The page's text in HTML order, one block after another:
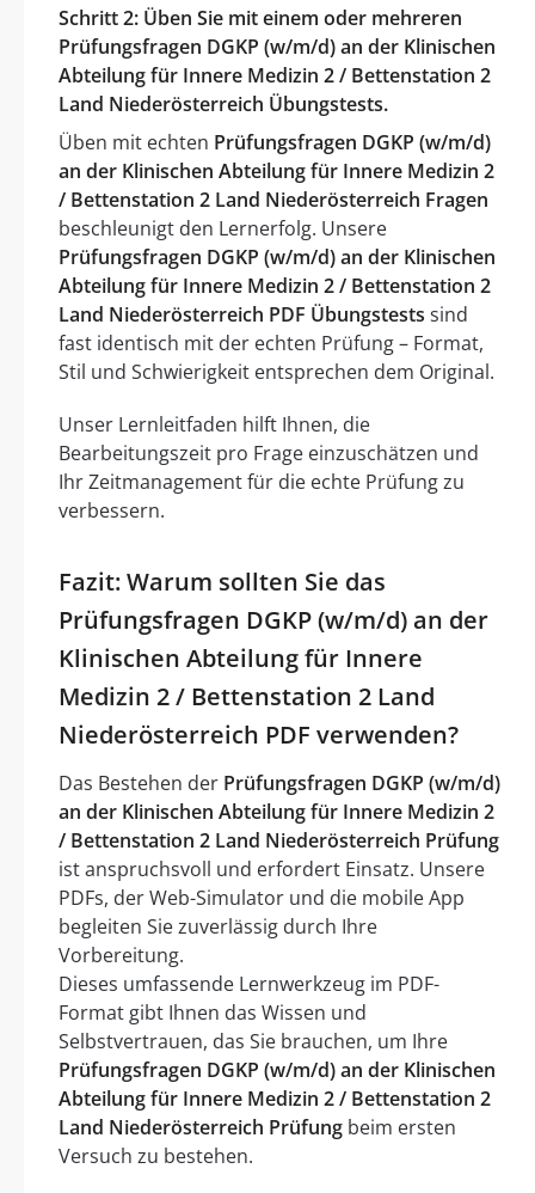
Schritt 2: Üben Sie mit einem oder mehreren
Prüfungsfragen DGKP (w/m/d) an der Klinischen
Abteilung für Innere Medizin 2 / Bettenstation 2
Land Niederösterreich Übungstests.
Üben mit echten Prüfungsfragen DGKP (w/m/d)
an der Klinischen Abteilung für Innere Medizin 2
/ Bettenstation 2 Land Niederösterreich Fragen
beschleunigt den Lernerfolg. Unsere
Prüfungsfragen DGKP (w/m/d) an der Klinischen
Abteilung für Innere Medizin 2 / Bettenstation 2
Land Niederösterreich PDF Übungstests sind
fast identisch mit der echten Prüfung – Format,
Stil und Schwierigkeit entsprechen dem Original.
Unser Lernleitfaden hilft Ihnen, die
Bearbeitungszeit pro Frage einzuschätzen und
Ihr Zeitmanagement für die echte Prüfung zu
verbessern.
Fazit: Warum sollten Sie das
Prüfungsfragen DGKP (w/m/d) an der
Klinischen Abteilung für Innere
Medizin 2 / Bettenstation 2 Land
Niederösterreich PDF verwenden?
Das Bestehen der Prüfungsfragen DGKP (w/m/d)
an der Klinischen Abteilung für Innere Medizin 2
/ Bettenstation 2 Land Niederösterreich Prüfung
ist anspruchsvoll und erfordert Einsatz. Unsere
PDFs, der Web-Simulator und die mobile App
begleiten Sie zuverlässig durch Ihre
Vorbereitung.
Dieses umfassende Lernwerkzeug im PDF-
Format gibt Ihnen das Wissen und
Selbstvertrauen, das Sie brauchen, um Ihre
Prüfungsfragen DGKP (w/m/d) an der Klinischen
Abteilung für Innere Medizin 2 / Bettenstation 2
Land Niederösterreich Prüfung beim ersten
Versuch zu bestehen.